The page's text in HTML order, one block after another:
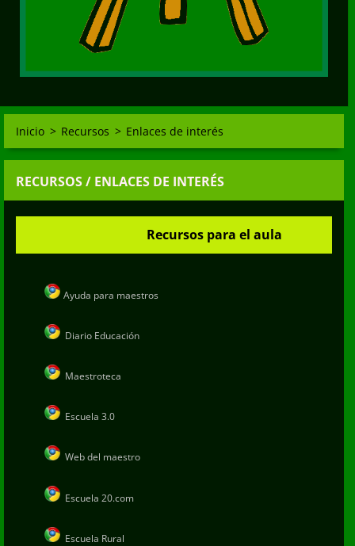
Inicio > Recursos > Enlaces de interés
RECURSOS / ENLACES DE INTERÉS
Recursos para el aula
Ayuda para maestros
Diario Educación
Maestroteca
Escuela 3.0
Web del maestro
Escuela 20.com
Escuela Rural